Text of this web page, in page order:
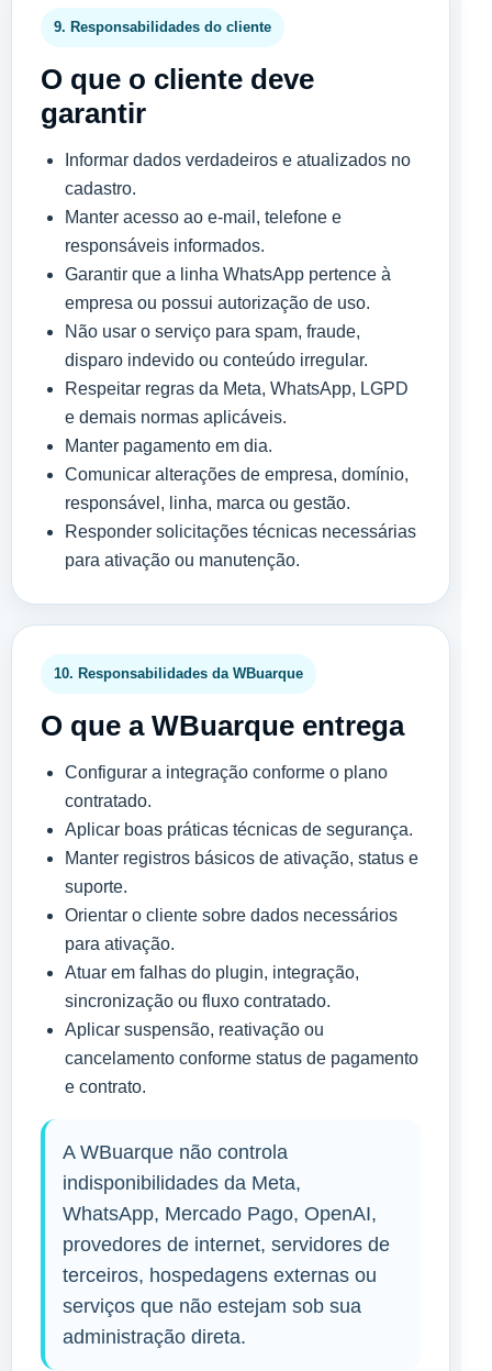
9. Responsabilidades do cliente
O que o cliente deve
garantir
Informar dados verdadeiros e atualizados no
cadastro.
Manter acesso ao e-mail, telefone e
responsáveis informados.
Garantir que a linha WhatsApp pertence à
empresa ou possui autorização de uso.
Não usar o serviço para spam, fraude,
disparo indevido ou conteúdo irregular.
Respeitar regras da Meta, WhatsApp, LGPD
e demais normas aplicáveis.
Manter pagamento em dia.
Comunicar alterações de empresa, domínio,
responsável, linha, marca ou gestão.
Responder solicitações técnicas necessárias
para ativação ou manutenção.
10. Responsabilidades da WBuarque
O que a WBuarque entrega
Configurar a integração conforme o plano
contratado.
Aplicar boas práticas técnicas de segurança.
Manter registros básicos de ativação, status e
suporte.
Orientar o cliente sobre dados necessários
para ativação.
Atuar em falhas do plugin, integração,
sincronização ou fluxo contratado.
Aplicar suspensão, reativação ou
cancelamento conforme status de pagamento
e contrato.
A WBuarque não controla
indisponibilidades da Meta,
WhatsApp, Mercado Pago, OpenAI,
provedores de internet, servidores de
terceiros, hospedagens externas ou
serviços que não estejam sob sua
administração direta.